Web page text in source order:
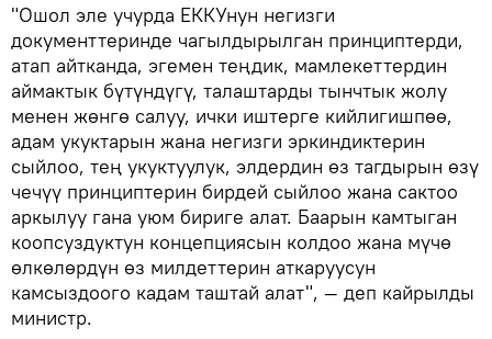
"Ошол эле учурда ЕККУнун негизги
документтеринде чагылдырылган принциптерди,
атап айтканда, эгемен теңдик, мамлекеттердин
аймактык бүтүндүгү, талаштарды тынчтык жолу
менен жөнгө салуу, ички иштерге кийлигишпөө,
адам укуктарын жана негизги эркиндиктерин
сыйлоо, тең укуктуулук, элдердин өз тагдырын өзү
чечүү принциптерин бирдей сыйлоо жана сактоо
аркылуу гана уюм бириге алат. Баарын камтыган
коопсуздуктун концепциясын колдоо жана мүчө
өлкөлөрдүн өз милдеттерин аткаруусун
камсыздоого кадам таштай алат", — деп кайрылды
министр.